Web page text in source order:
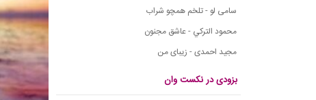
سامی لو - تلخم همچو شراب
محمود التركي - عاشق مجنون
مجید احمدی - زیبای من
بزودی در نکست وان